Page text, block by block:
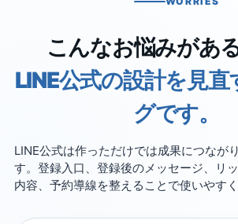
こんなお悩みがあ
LINE公式の設計を見
グです。
LINE公式は作っただけでは成果につなが
す。登録入口、登録後のメッセージ、リ
内容、予約導線を整えることで使いやすく